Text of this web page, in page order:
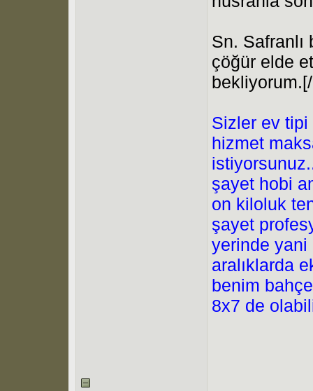
Sn. Safranlı
çöğür elde
Sizler ev tipi
hizmet
şayet hobi
on kiloluk
şayet
yerinde yani
aralıklarda
benim
8x7 de